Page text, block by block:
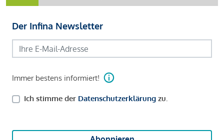
Der Infina Newsletter
Immer bestens informiert!
Ich stimme der Datenschutzerklärung zu.